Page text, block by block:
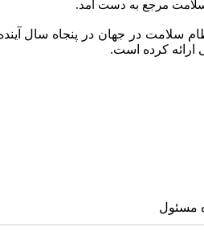
مرجع به دست آمد.
سلامت در جهان در پنجاه سال
ارائه کرده است.
مسئول